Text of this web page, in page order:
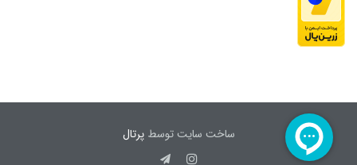
ساخت سایت توسطپرتال